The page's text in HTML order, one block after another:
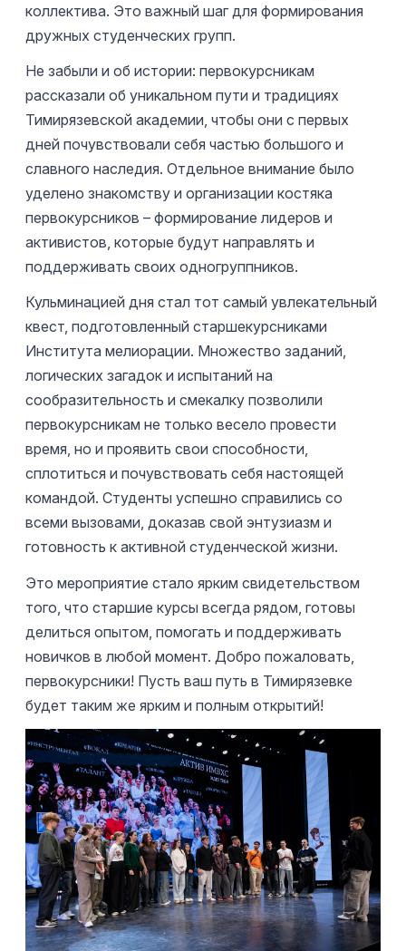
коллектива. Это важный шаг для формирования
дружных студенческих групп.
Не забыли и об истории: первокурсникам
рассказали об уникальном пути и традициях
Тимирязевской академии, чтобы они с первых
дней почувствовали себя частью большого и
славного наследия. Отдельное внимание было
уделено знакомству и организации костяка
первокурсников – формирование лидеров и
активистов, которые будут направлять и
поддерживать своих одногруппников.
Кульминацией дня стал тот самый увлекательный
квест, подготовленный старшекурсниками
Института мелиорации. Множество заданий,
логических загадок и испытаний на
сообразительность и смекалку позволили
первокурсникам не только весело провести
время, но и проявить свои способности,
сплотиться и почувствовать себя настоящей
командой. Студенты успешно справились со
всеми вызовами, доказав свой энтузиазм и
готовность к активной студенческой жизни.
Это мероприятие стало ярким свидетельством
того, что старшие курсы всегда рядом, готовы
делиться опытом, помогать и поддерживать
новичков в любой момент. Добро пожаловать,
первокурсники! Пусть ваш путь в Тимирязевке
будет таким же ярким и полным открытий!